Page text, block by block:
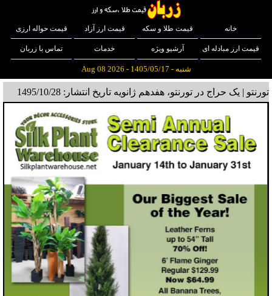
خانه قیمت طلا و سکه قیمت ارز آزاد قیمت حواله ارزی
قیمت ارز مبادله ای آرشیو ویژه خدمات تماس با زربان
شنبه - 1405/05/17 - Aug 08 2026
تورنتو | یک حراج در تورنتو، هفدهم ژانویه تاریخ انتشار: 1495/10/28